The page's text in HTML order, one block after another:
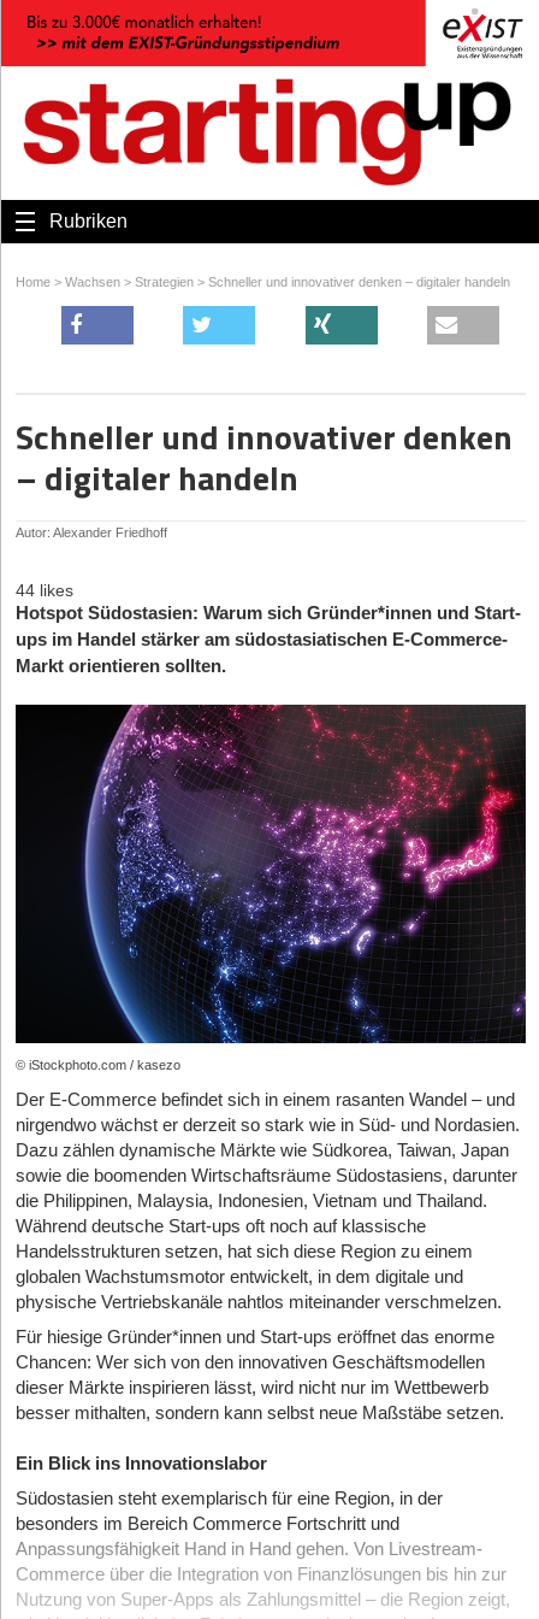
Rubriken
Home > Wachsen > Strategien > Schneller und innovativer denken – digitaler handeln
Schneller und innovativer denken
– digitaler handeln
Autor: Alexander Friedhoff
44 likes
Hotspot Südostasien: Warum sich Gründer*innen und Start-
ups im Handel stärker am südostasiatischen E-Commerce-
Markt orientieren sollten.
© iStockphoto.com / kasezo
Der E-Commerce befindet sich in einem rasanten Wandel – und
nirgendwo wächst er derzeit so stark wie in Süd- und Nordasien.
Dazu zählen dynamische Märkte wie Südkorea, Taiwan, Japan
sowie die boomenden Wirtschaftsräume Südostasiens, darunter
die Philippinen, Malaysia, Indonesien, Vietnam und Thailand.
Während deutsche Start-ups oft noch auf klassische
Handelsstrukturen setzen, hat sich diese Region zu einem
globalen Wachstumsmotor entwickelt, in dem digitale und
physische Vertriebskanäle nahtlos miteinander verschmelzen.
Für hiesige Gründer*innen und Start-ups eröffnet das enorme
Chancen: Wer sich von den innovativen Geschäftsmodellen
dieser Märkte inspirieren lässt, wird nicht nur im Wettbewerb
besser mithalten, sondern kann selbst neue Maßstäbe setzen.
Ein Blick ins Innovationslabor
Südostasien steht exemplarisch für eine Region, in der
besonders im Bereich Commerce Fortschritt und
Anpassungsfähigkeit Hand in Hand gehen. Von Livestream-
Commerce über die Integration von Finanzlösungen bis hin zur
Nutzung von Super-Apps als Zahlungsmittel – die Region zeigt,